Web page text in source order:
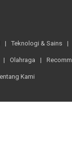
Teknologi & Sains
Olahraga
Kami